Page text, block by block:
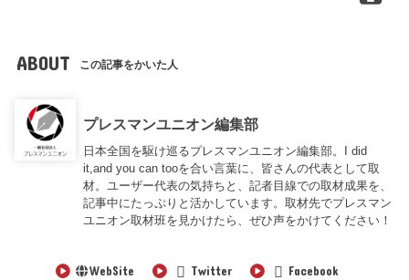
ABOUT この記事をかいた人
プレスマンユニオン編集部
日本全国を駆け巡るプレスマンユニオン編集部。I did
it,and you can tooを合い言葉に、皆さんの代表として取
材。ユーザー代表の気持ちと、記者目線での取材成果を、
記事中にたっぷりと活かしています。取材先でプレスマン
ユニオン取材班を見かけたら、ぜひ声をかけてください！
WebSite Twitter Facebook